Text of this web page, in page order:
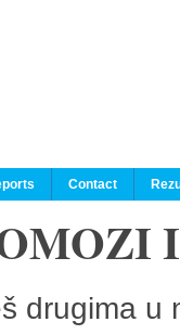
Contact
drugima